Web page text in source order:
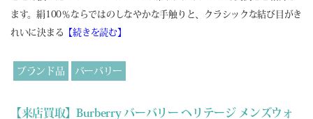
ます。絹100％ならではのしなやかな手触りと、クラシックな結び目がき
れいに決まる
【続きを読む】
ブランド品 バーバリー
【来店買取】Burberry バーバリー ヘリテージ メンズウォ